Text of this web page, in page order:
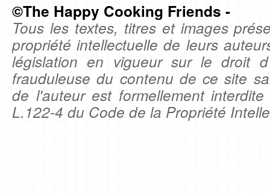
©The Happy Cooking Friends -
Tous les textes, titres et images
propriété intellectuelle de leurs
législation en vigueur sur le droit
frauduleuse du contenu de ce site
de l'auteur est formellement
L.122-4 du Code de la Propriété